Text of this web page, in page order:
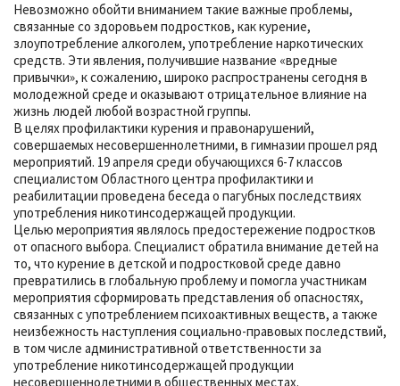
Невозможно обойти вниманием такие важные проблемы,
связанные со здоровьем подростков, как курение,
злоупотребление алкоголем, употребление наркотических
средств. Эти явления, получившие название «вредные
привычки», к сожалению, широко распространены сегодня в
молодежной среде и оказывают отрицательное влияние на
жизнь людей любой возрастной группы.
В целях профилактики курения и правонарушений,
совершаемых несовершеннолетними, в гимназии прошел ряд
мероприятий. 19 апреля среди обучающихся 6-7 классов
специалистом Областного центра профилактики и
реабилитации проведена беседа о пагубных последствиях
употребления никотинсодержащей продукции.
Целью мероприятия являлось предостережение подростков
от опасного выбора. Специалист обратила внимание детей на
то, что курение в детской и подростковой среде давно
превратились в глобальную проблему и помогла участникам
мероприятия сформировать представления об опасностях,
связанных с употреблением психоактивных веществ, а также
неизбежность наступления социально-правовых последствий,
в том числе административной ответственности за
употребление никотинсодержащей продукции
несовершеннолетними в общественных местах.